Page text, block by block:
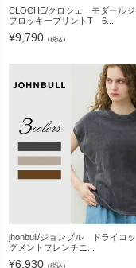
CLOCHE/クロシェ モダールジ
フロッキープリントT 6...
¥9,790 （税込）
jhonbull/ジョンブル ドライコ
グメントフレンチニ...
¥6,930 （税込）